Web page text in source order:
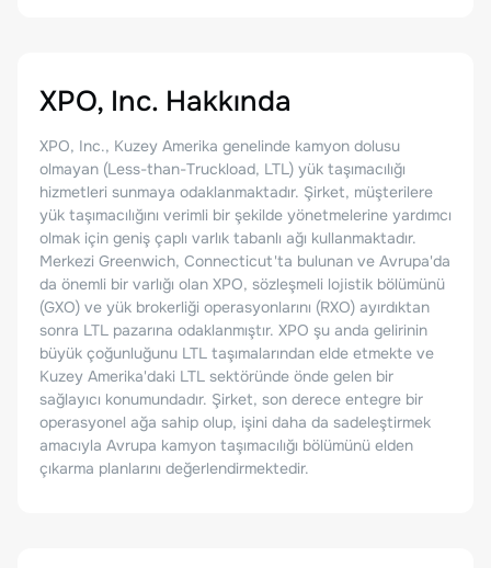
XPO, Inc. Hakkında
XPO, Inc., Kuzey Amerika genelinde kamyon dolusu
olmayan (Less-than-Truckload, LTL) yük taşımacılığı
hizmetleri sunmaya odaklanmaktadır. Şirket, müşterilere
yük taşımacılığını verimli bir şekilde yönetmelerine yardımcı
olmak için geniş çaplı varlık tabanlı ağı kullanmaktadır.
Merkezi Greenwich, Connecticut'ta bulunan ve Avrupa'da
da önemli bir varlığı olan XPO, sözleşmeli lojistik bölümünü
(GXO) ve yük brokerliği operasyonlarını (RXO) ayırdıktan
sonra LTL pazarına odaklanmıştır. XPO şu anda gelirinin
büyük çoğunluğunu LTL taşımalarından elde etmekte ve
Kuzey Amerika'daki LTL sektöründe önde gelen bir
sağlayıcı konumundadır. Şirket, son derece entegre bir
operasyonel ağa sahip olup, işini daha da sadeleştirmek
amacıyla Avrupa kamyon taşımacılığı bölümünü elden
çıkarma planlarını değerlendirmektedir.